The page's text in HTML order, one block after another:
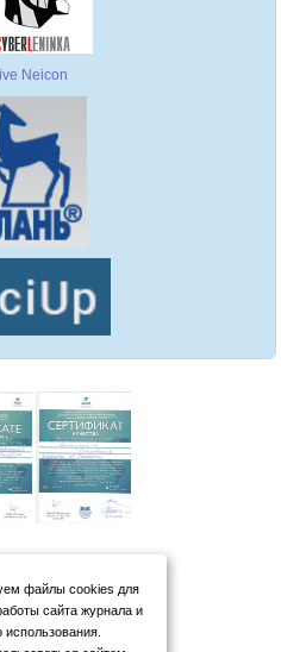
файлы cookies для
сайта журнала и
использования.